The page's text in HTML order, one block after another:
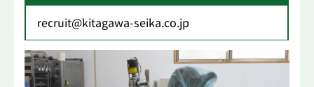
recruit@kitagawa-seika.co.jp